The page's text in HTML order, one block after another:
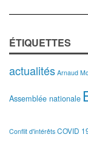
ÉTIQUETTES
actualités Arnaud
Assemblée nationale
Conflit d'intérêts COVID